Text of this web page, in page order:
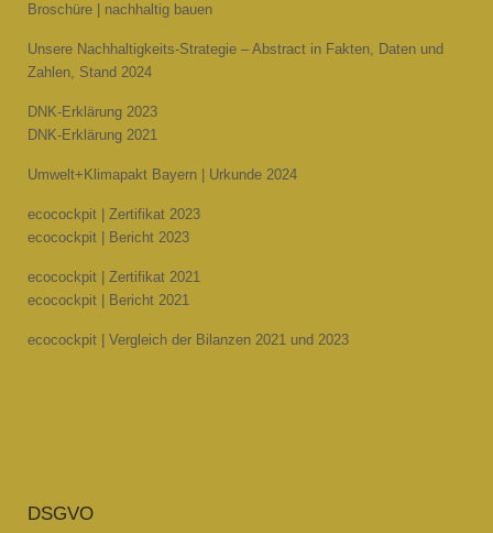
Broschüre | nachhaltig bauen
Unsere Nachhaltigkeits-Strategie – Abstract in Fakten, Daten und
Zahlen, Stand 2024
DNK-Erklärung 2023
DNK-Erklärung 2021
Umwelt+Klimapakt Bayern | Urkunde 2024
ecocockpit | Zertifikat 2023
ecocockpit | Bericht 2023
ecocockpit | Zertifikat 2021
ecocockpit | Bericht 2021
ecocockpit | Vergleich der Bilanzen 2021 und 2023
DSGVO